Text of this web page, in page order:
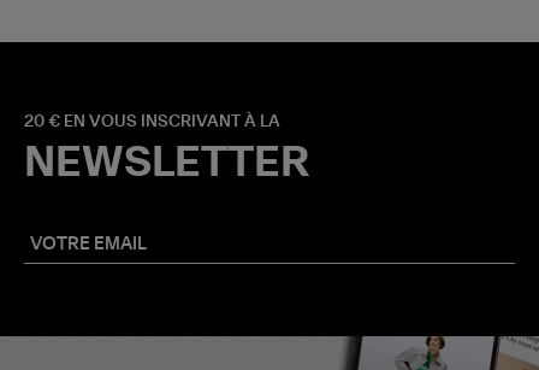
20 € EN VOUS INSCRIVANT À LA
NEWSLETTER